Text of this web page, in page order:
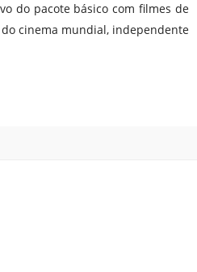
do pacote básico com filmes de
cinema mundial, independente